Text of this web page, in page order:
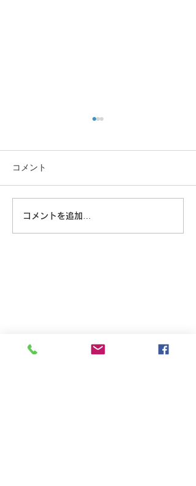
8/6 広島に原爆が落とされ
た日
コメント
コメントを追加…